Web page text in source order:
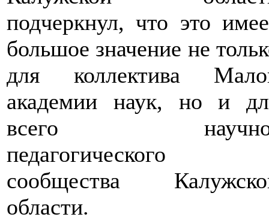
подчеркнул, что это
большое значение не
для коллектива
академии наук, но и
всего
педагогического
сообщества
области.